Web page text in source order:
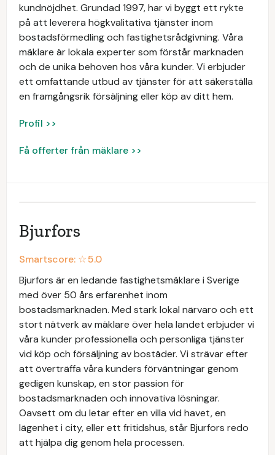
kundnöjdhet. Grundad 1997, har vi byggt ett rykte
på att leverera högkvalitativa tjänster inom
bostadsförmedling och fastighetsrådgivning. Våra
mäklare är lokala experter som förstår marknaden
och de unika behoven hos våra kunder. Vi erbjuder
ett omfattande utbud av tjänster för att säkerställa
en framgångsrik försäljning eller köp av ditt hem.
Profil >>
Få offerter från mäklare >>
Bjurfors
Smartscore: ☆5.0
Bjurfors är en ledande fastighetsmäklare i Sverige
med över 50 års erfarenhet inom
bostadsmarknaden. Med stark lokal närvaro och ett
stort nätverk av mäklare över hela landet erbjuder vi
våra kunder professionella och personliga tjänster
vid köp och försäljning av bostäder. Vi strävar efter
att överträffa våra kunders förväntningar genom
gedigen kunskap, en stor passion för
bostadsmarknaden och innovativa lösningar.
Oavsett om du letar efter en villa vid havet, en
lägenhet i city, eller ett fritidshus, står Bjurfors redo
att hjälpa dig genom hela processen.